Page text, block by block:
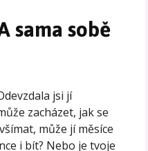
sama sobě
jsi jí
zacházet, jak se
může jí měsíce
i bít? Nebo je tvoje